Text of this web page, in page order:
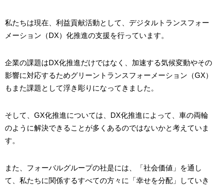
私たちは現在、利益貢献活動として、デジタルトランスフォー
メーション（DX）化推進の支援を行っています。
企業の課題はDX化推進だけではなく、加速する気候変動やその
影響に対応するためグリーントランスフォーメーション（GX）
もまた課題として浮き彫りになってきました。
そして、GX化推進については、DX化推進によって、車の両輪
のように解決できることが多くあるのではないかと考えていま
す。
また、フォーバルグループの社是には、「社会価値」を通し
て、私たちに関係するすべての方々に「幸せを分配」していき